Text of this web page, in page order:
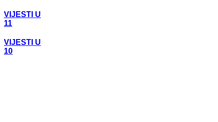
VIJESTI U
11
VIJESTI U
10